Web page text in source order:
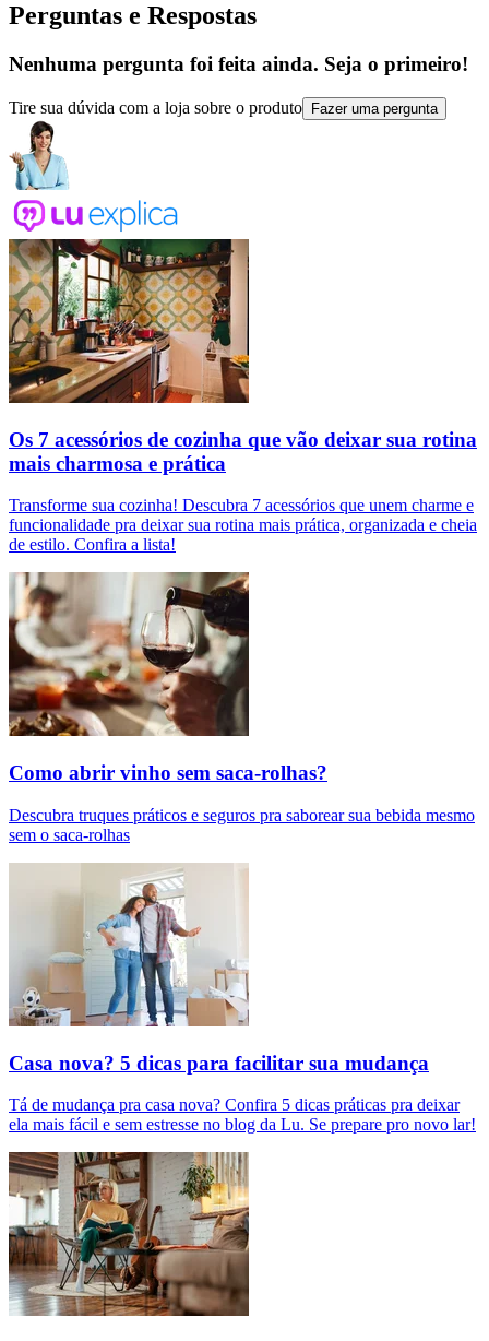
Perguntas e Respostas
Nenhuma pergunta foi feita ainda. Seja o primeiro!
Tire sua dúvida com a loja sobre o produto Fazer uma pergunta
Os 7 acessórios de cozinha que vão deixar sua rotina
mais charmosa e prática
Transforme sua cozinha! Descubra 7 acessórios que unem charme e
funcionalidade pra deixar sua rotina mais prática, organizada e cheia
de estilo. Confira a lista!
Como abrir vinho sem saca-rolhas?
Descubra truques práticos e seguros pra saborear sua bebida mesmo
sem o saca-rolhas
Casa nova? 5 dicas para facilitar sua mudança
Tá de mudança pra casa nova? Confira 5 dicas práticas pra deixar
ela mais fácil e sem estresse no blog da Lu. Se prepare pro novo lar!